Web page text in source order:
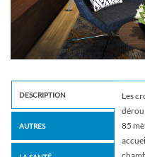
DESCRIPTION
AUTRES
Les
85